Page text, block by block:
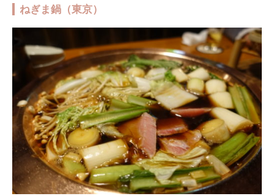
ねぎま鍋（東京）